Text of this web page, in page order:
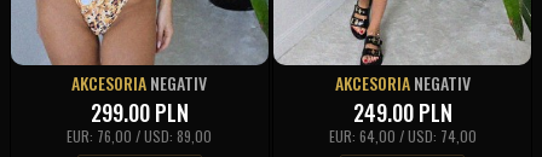
AKCESORIANEGATIV
299.00PLN
EUR: 76,00 / USD: 89,00
AKCESORIANEGATIV
249.00PLN
EUR: 64,00 / USD: 74,00